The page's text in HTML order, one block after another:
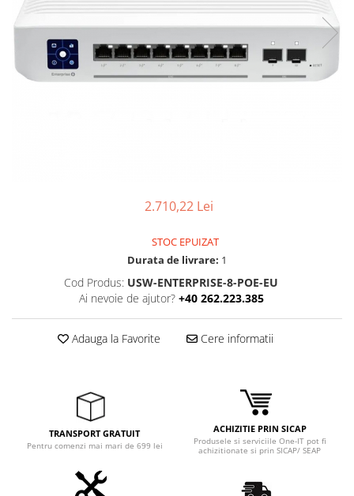
Smartphone IPhone
Boxe
Mouse
Mouse Pad
2.710,22 Lei
STOC EPUIZAT
Durata de livrare: 1
Cod Produs: USW-ENTERPRISE-8-POE-EU
Ai nevoie de ajutor? +40 262.223.385
Adauga la Favorite Cere informatii
TRANSPORT GRATUIT
Pentru comenzi mai mari de 699 lei
ACHIZITIE PRIN SICAP
Produsele si serviciile One-IT pot fi
achizitionate si prin SICAP/ SEAP